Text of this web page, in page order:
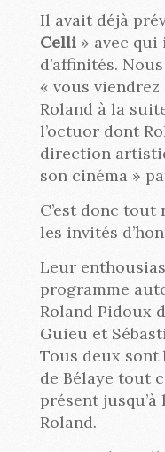
Il avait déjà
Celli» avec qui
d’affinités.
« vous viendrez
Roland à la
l’octuor dont
direction
son cinéma »
C’est donc
les invités
Leur
programme
Roland Pidoux
Guieu et
Tous deux
de Bélaye tout
présent jusqu’à
Roland.